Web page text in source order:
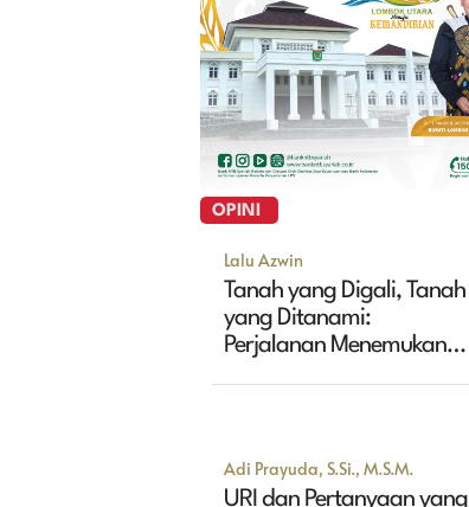
OPINI
Lalu Azwin
Tanah yang Digali, Tanah
yang Ditanami:
Perjalanan Menemukan
Adi Prayuda, S.Si., M.S.M.
URI dan Pertanyaan yang